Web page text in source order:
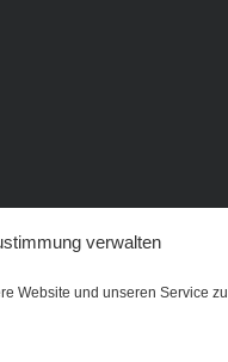
verwalten
Website und unseren Service zu